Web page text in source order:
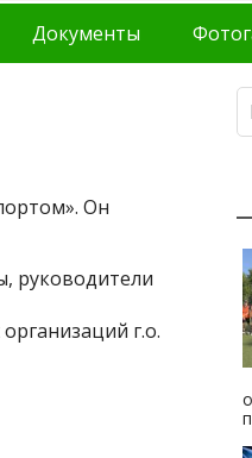
Документы
Он
руководители
г.о.